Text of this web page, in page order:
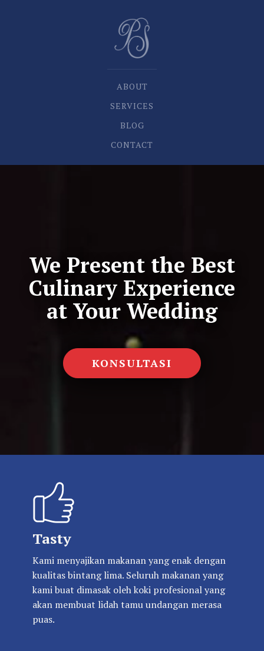
ABOUT
SERVICES
BLOG
CONTACT
We Present the Best
Culinary Experience
at Your Wedding
KONSULTASI
Tasty
Kami menyajikan makanan yang enak dengan
kualitas bintang lima. Seluruh makanan yang
kami buat dimasak oleh koki profesional yang
akan membuat lidah tamu undangan merasa
puas.